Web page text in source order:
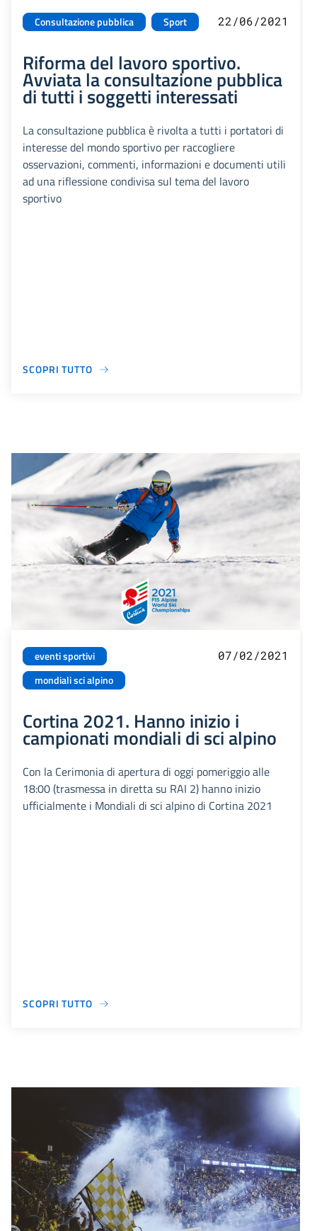
Consultazione pubblica Sport 22/06/2021
Riforma del lavoro sportivo.
Avviata la consultazione pubblica
di tutti i soggetti interessati
La consultazione pubblica è rivolta a tutti i portatori di
interesse del mondo sportivo per raccogliere
osservazioni, commenti, informazioni e documenti utili
ad una riflessione condivisa sul tema del lavoro
sportivo
SCOPRI TUTTO
eventi sportivi
mondiali sci alpino
07/02/2021
Cortina 2021. Hanno inizio i
campionati mondiali di sci alpino
Con la Cerimonia di apertura di oggi pomeriggio alle
18:00 (trasmessa in diretta su RAI 2) hanno inizio
ufficialmente i Mondiali di sci alpino di Cortina 2021
SCOPRI TUTTO